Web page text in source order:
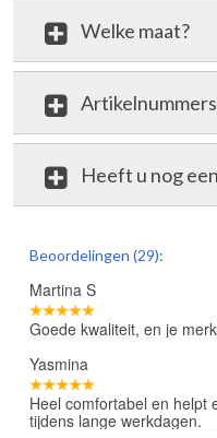
Welke maat?
Artikelnummers
Heeft u nog
Beoordelingen (29):
Martina S
Goede kwaliteit, en je
Yasmina
Heel comfortabel en helpt
tijdens lange werkdagen.